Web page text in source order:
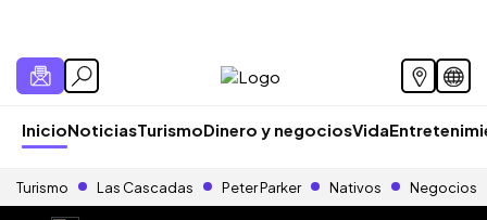
InicioNoticiasTurismoDinero y negociosVida
Turismo Las Cascadas Peter Parker Nativos Negocios